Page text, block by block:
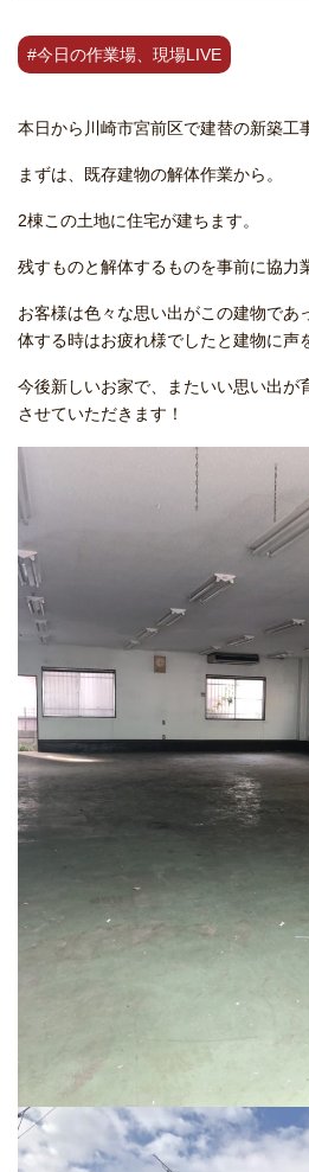
#今日の作業場、現場LIVE
本日から川崎市宮前区で建替の新築工
まずは、既存建物の解体作業から。
2棟この土地に住宅が建ちます。
残すものと解体するものを事前に協力
お客様は色々な思い出がこの建物であ
体する時はお疲れ様でしたと建物に声
今後新しいお家で、またいい思い出が
させていただきます！